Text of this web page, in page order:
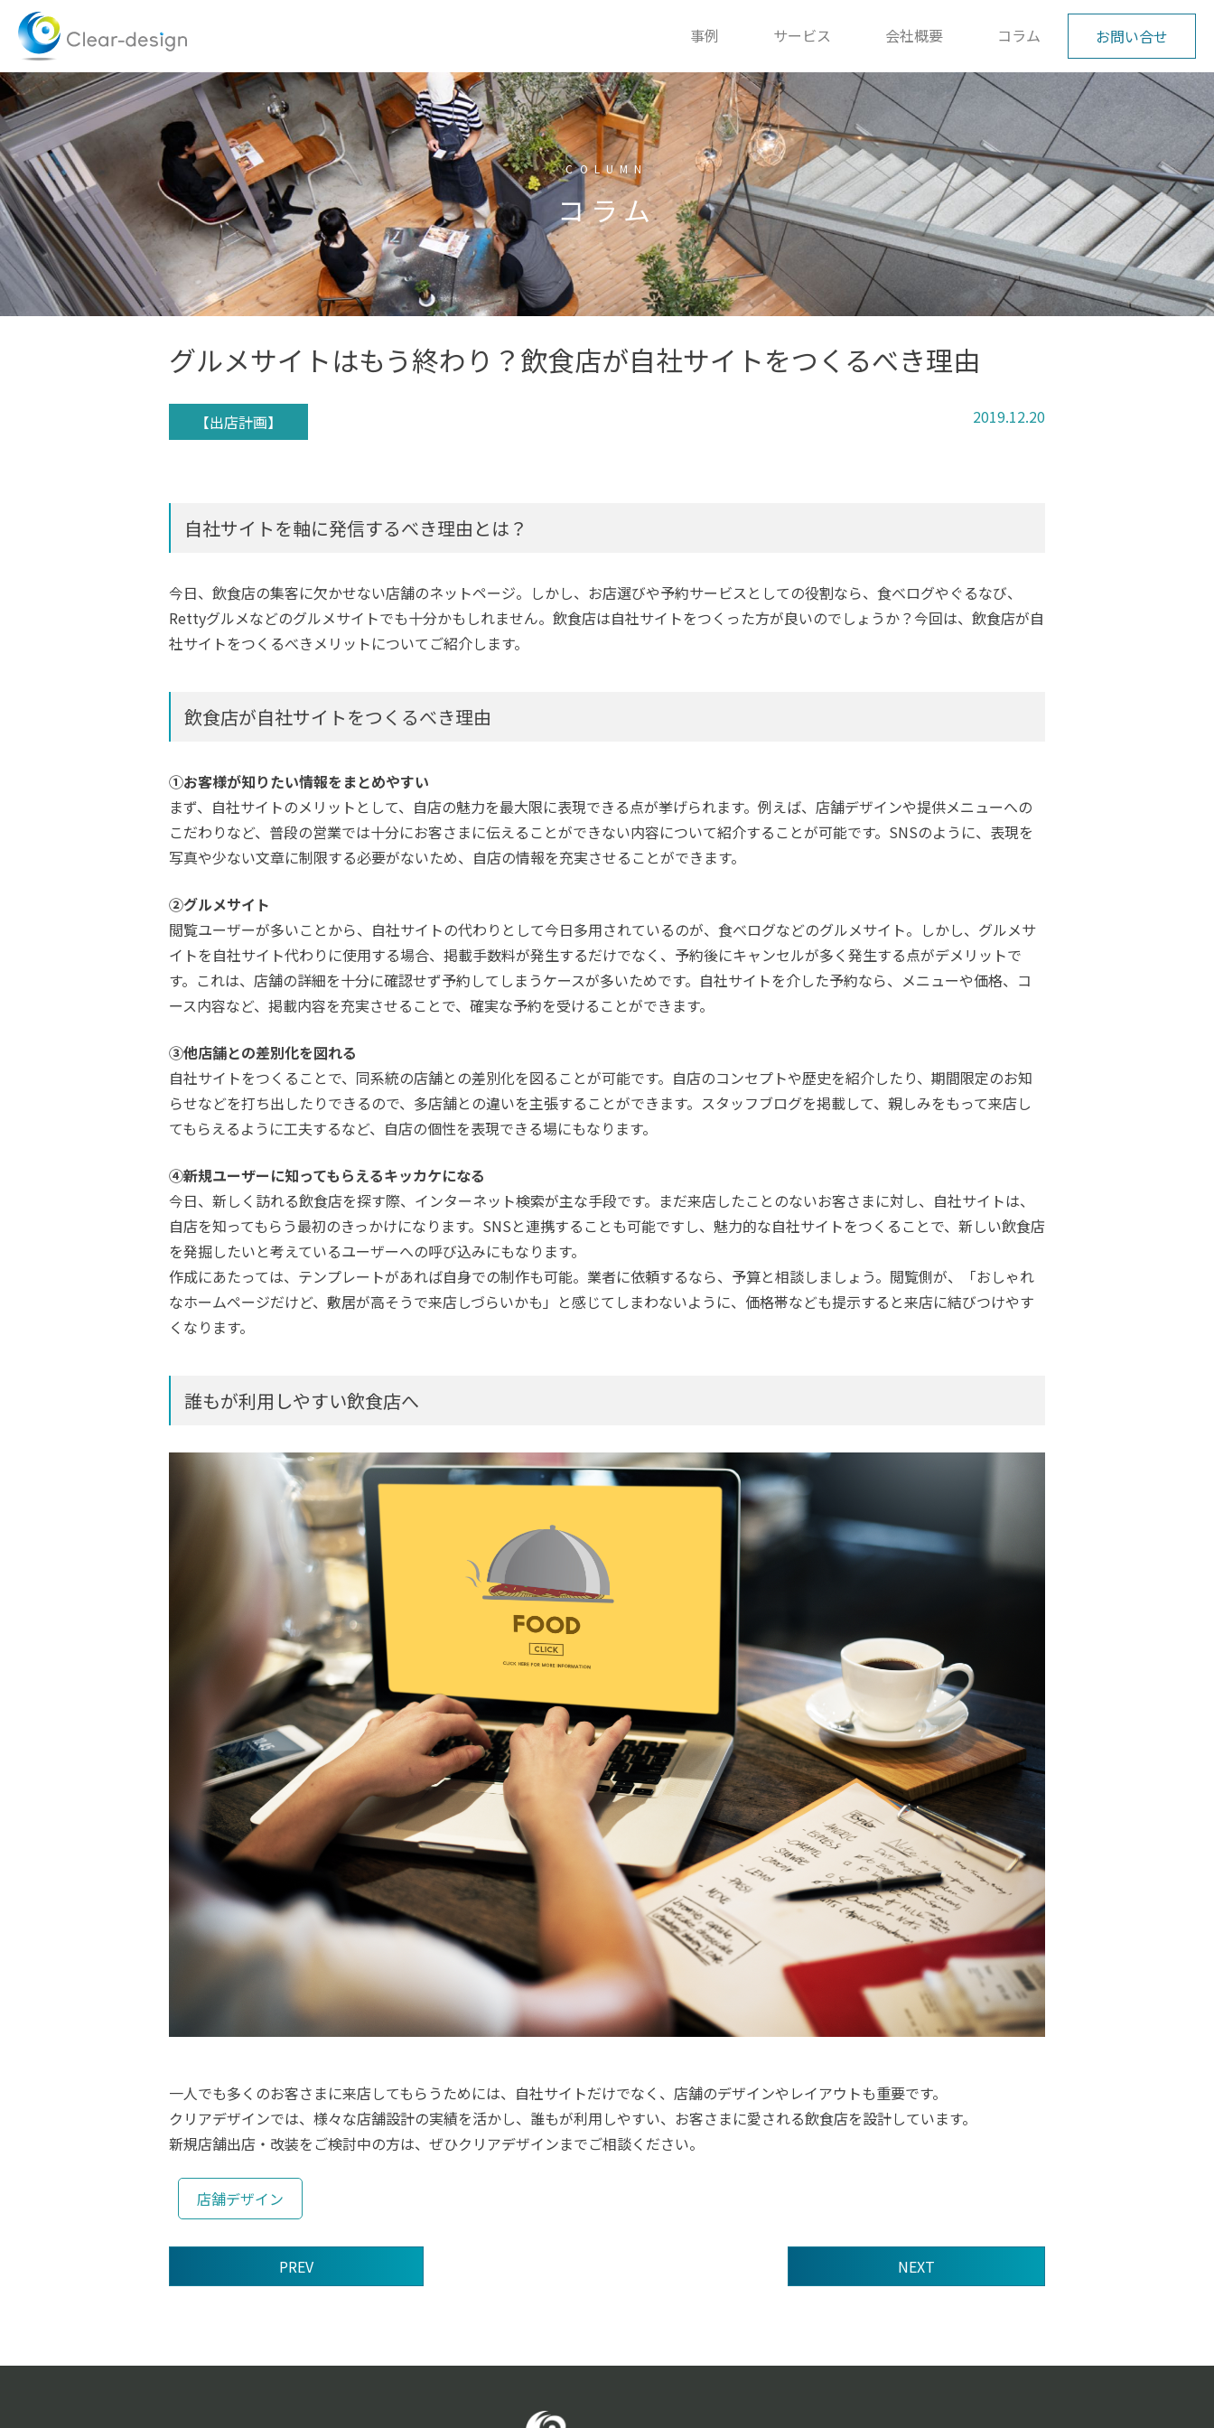
Skip
content
事例 サービス 会社概要 コラム お問い合せ
COLUMN
コラム
グルメサイトはもう終わり？飲食店が自社サイトをつくるべき理由
【出店計画】 2019.12.20
自社サイトを軸に発信するべき理由とは？
今日、飲食店の集客に欠かせない店舗のネットページ。しかし、お店選びや予約サービスとしての役割なら、食べログやぐるなび、
Rettyグルメなどのグルメサイトでも十分かもしれません。飲食店は自社サイトをつくった方が良いのでしょうか？今回は、飲食店が自
社サイトをつくるべきメリットについてご紹介します。
飲食店が自社サイトをつくるべき理由
①お客様が知りたい情報をまとめやすい
まず、自社サイトのメリットとして、自店の魅力を最大限に表現できる点が挙げられます。例えば、店舗デザインや提供メニューへの
こだわりなど、普段の営業では十分にお客さまに伝えることができない内容について紹介することが可能です。SNSのように、表現を
写真や少ない文章に制限する必要がないため、自店の情報を充実させることができます。
②グルメサイト
閲覧ユーザーが多いことから、自社サイトの代わりとして今日多用されているのが、食べログなどのグルメサイト。しかし、グルメサ
イトを自社サイト代わりに使用する場合、掲載手数料が発生するだけでなく、予約後にキャンセルが多く発生する点がデメリットで
す。これは、店舗の詳細を十分に確認せず予約してしまうケースが多いためです。自社サイトを介した予約なら、メニューや価格、コ
ース内容など、掲載内容を充実させることで、確実な予約を受けることができます。
③他店舗との差別化を図れる
自社サイトをつくることで、同系統の店舗との差別化を図ることが可能です。自店のコンセプトや歴史を紹介したり、期間限定のお知
らせなどを打ち出したりできるので、多店舗との違いを主張することができます。スタッフブログを掲載して、親しみをもって来店し
てもらえるように工夫するなど、自店の個性を表現できる場にもなります。
④新規ユーザーに知ってもらえるキッカケになる
今日、新しく訪れる飲食店を探す際、インターネット検索が主な手段です。まだ来店したことのないお客さまに対し、自社サイトは、
自店を知ってもらう最初のきっかけになります。SNSと連携することも可能ですし、魅力的な自社サイトをつくることで、新しい飲食店
を発掘したいと考えているユーザーへの呼び込みにもなります。
作成にあたっては、テンプレートがあれば自身での制作も可能。業者に依頼するなら、予算と相談しましょう。閲覧側が、「おしゃれ
なホームページだけど、敷居が高そうで来店しづらいかも」と感じてしまわないように、価格帯なども提示すると来店に結びつけやす
くなります。
誰もが利用しやすい飲食店へ
一人でも多くのお客さまに来店してもらうためには、自社サイトだけでなく、店舗のデザインやレイアウトも重要です。
クリアデザインでは、様々な店舗設計の実績を活かし、誰もが利用しやすい、お客さまに愛される飲食店を設計しています。
新規店舗出店・改装をご検討中の方は、ぜひクリアデザインまでご相談ください。
店舗デザイン
PREV NEXT